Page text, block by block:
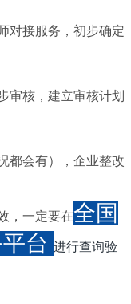
对接服务，初步确定
审核，建立审核计划
都会有），企业整改
，一定要在全国
台 进行查询验